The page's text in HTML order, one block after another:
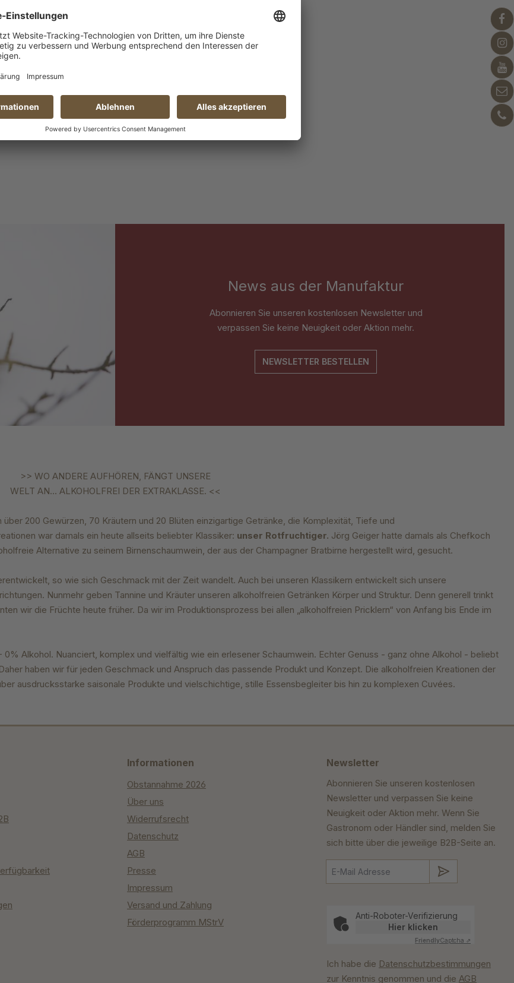
"Inspiration 4.7" - alkoholfrei
Preise und Details sind erst nach Anmeldung sichtbar.
News aus der Manufaktur
Abonnieren Sie unseren kostenlosen Newsletter und
verpassen Sie keine Neuigkeit oder Aktion mehr.
NEWSLETTER BESTELLEN
>> WO ANDERE AUFHÖREN, FÄNGT UNSERE
WELT AN... ALKOHOLFREI DER EXTRAKLASSE. <<
über 200 Gewürzen, 70 Kräutern und 20 Blüten einzigartige Getränke, die Komplexität, Tiefe und
war damals ein heute allseits beliebter Klassiker: unser Rotfruchtiger. Jörg Geiger hatte damals als Chefkoch
Alternative zu seinem Birnenschaumwein, der aus der Champagner Bratbirne hergestellt wird, gesucht.
so wie sich Geschmack mit der Zeit wandelt. Auch bei unseren Klassikern entwickelt sich unsere
Nunmehr geben Tannine und Kräuter unseren alkoholfreien Getränken Körper und Struktur. Denn generell trinkt
wir die Früchte heute früher. Da wir im Produktionsprozess bei allen „alkoholfreien Pricklern“ von Anfang bis Ende im
Alkohol. Nuanciert, komplex und vielfältig wie ein erlesener Schaumwein. Echter Genuss - ganz ohne Alkohol - beliebt
haben wir für jeden Geschmack und Anspruch das passende Produkt und Konzept. Die alkoholfreien Kreationen der
ausdrucksstarke saisonale Produkte und vielschichtige, stille Essensbegleiter bis hin zu komplexen Cuvées.
Informationen
Obstannahme 2026
Über uns
Widerrufsrecht
Datenschutz
AGB
Presse
Impressum
Versand und Zahlung
Förderprogramm MStrV
Newsletter
Abonnieren Sie unseren kostenlosen
Newsletter und verpassen Sie keine
Neuigkeit oder Aktion mehr. Wenn Sie
Gastronom oder Händler sind, melden Sie
sich bitte über die jeweilige B2B-Seite an.
Anti-Roboter-Verifizierung
Hier klicken
FriendlyCaptcha ⇗
Ich habe die Datenschutzbestimmungen
zur Kenntnis genommen und die AGB